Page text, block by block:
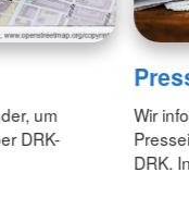
um
DRK-
Wir
DRK.